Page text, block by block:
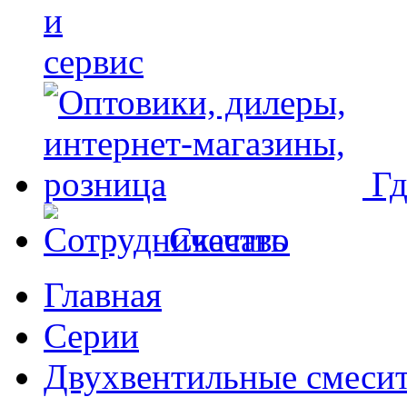
и
сервис
Скачать
Главная
Серии
Двухвентильные